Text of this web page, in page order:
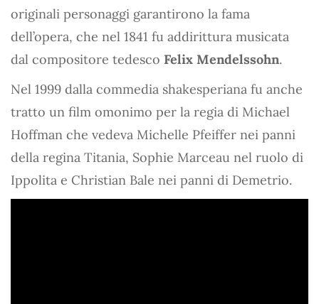
originali personaggi garantirono la fama
dell’opera, che nel 1841 fu addirittura musicata
dal compositore tedesco Felix Mendelssohn.
Nel 1999 dalla commedia shakesperiana fu anche
tratto un film omonimo per la regia di Michael
Hoffman che vedeva Michelle Pfeiffer nei panni
della regina Titania, Sophie Marceau nel ruolo di
Ippolita e Christian Bale nei panni di Demetrio.